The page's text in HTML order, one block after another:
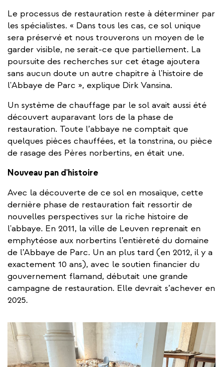
Le processus de restauration reste à déterminer par
les spécialistes. « Dans tous les cas, ce sol unique
sera préservé et nous trouverons un moyen de le
garder visible, ne serait-ce que partiellement. La
poursuite des recherches sur cet étage ajoutera
sans aucun doute un autre chapitre à l'histoire de
l'Abbaye de Parc », explique Dirk Vansina.
Un système de chauffage par le sol avait aussi été
découvert auparavant lors de la phase de
restauration. Toute l’abbaye ne comptait que
quelques pièces chauffées, et la tonstrina, ou pièce
de rasage des Pères norbertins, en était une.
Nouveau pan d'histoire
Avec la découverte de ce sol en mosaïque, cette
dernière phase de restauration fait ressortir de
nouvelles perspectives sur la riche histoire de
l'abbaye. En 2011, la ville de Leuven reprenait en
emphytéose aux norbertins l’entièreté du domaine
de l’Abbaye de Parc. Un an plus tard (en 2012, il y a
exactement 10 ans), avec le soutien financier du
gouvernement flamand, débutait une grande
campagne de restauration. Elle devrait s’achever en
2025.